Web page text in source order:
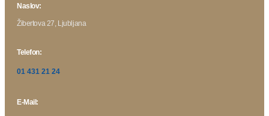
Naslov:
Žibertova 27, Ljubljana
Telefon:
01 431 21 24
E-Mail: